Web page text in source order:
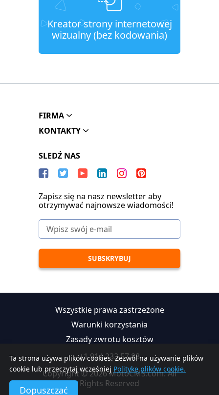
Kreator strony internetowej
wizualny (bez kodowania)
Ta strona używa plików cookies. Zezwól na używanie plików
cookie lub przeczytaj wcześniej Politykę plików cookie.
Dopuszczać
FIRMA
KONTAKTY
SLEDŹ NAS
Zapisz się na nasz newsletter aby
otrzymywać najnowsze wiadomości!
Wszystkie prawa zastrzeżone
Warunki korzystania
Zasady zwrotu kosztów
+1 914 233 57 88
Copyright © 2026 MotoCMS.com. All
Rights Reserved